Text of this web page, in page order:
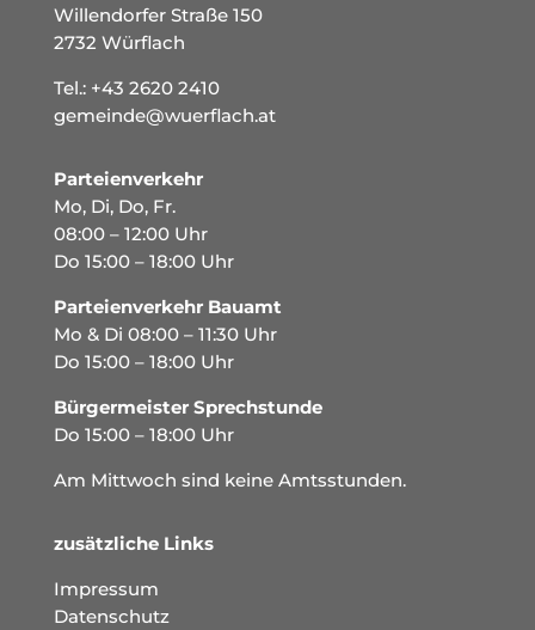
Willendorfer Straße 150
2732 Würflach
Tel.: +43 2620 2410
gemeinde@wuerflach.at
Parteienverkehr
Mo, Di, Do, Fr.
08:00 – 12:00 Uhr
Do 15:00 – 18:00 Uhr
Parteienverkehr Bauamt
Mo & Di 08:00 – 11:30 Uhr
Do 15:00 – 18:00 Uhr
Bürgermeister Sprechstunde
Do 15:00 – 18:00 Uhr
Am Mittwoch sind keine Amtsstunden.
zusätzliche Links
Impressum
Datenschutz